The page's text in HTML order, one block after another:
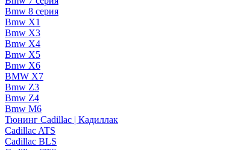
Bmw 8 серия
Bmw X1
Bmw X3
Bmw X4
Bmw X5
Bmw X6
BMW X7
Bmw Z3
Bmw Z4
Bmw М6
Тюнинг Cadillac | Кадиллак
Cadillac ATS
Cadillac BLS